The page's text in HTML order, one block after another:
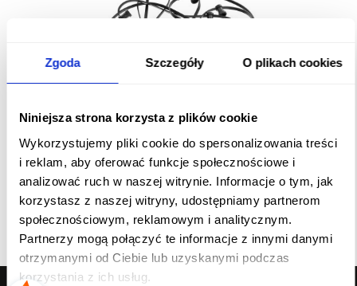
Zgoda Szczegóły O plikach cookies
Niniejsza strona korzysta z plików cookie
Wykorzystujemy pliki cookie do spersonalizowania treści
i reklam, aby oferować funkcje społecznościowe i
analizować ruch w naszej witrynie. Informacje o tym, jak
korzystasz z naszej witryny, udostępniamy partnerom
społecznościowym, reklamowym i analitycznym.
Partnerzy mogą połączyć te informacje z innymi danymi
otrzymanymi od Ciebie lub uzyskanymi podczas
korzystania z ich usług.
gwint E27, IP44
905,00 zł
Do koszyka